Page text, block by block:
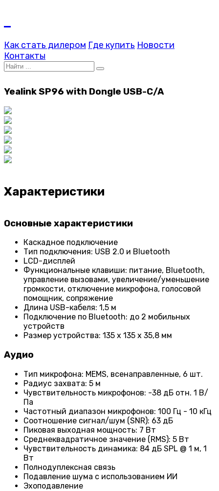
Как стать дилером Где купить Новости
Контакты
Yealink SP96 with Dongle USB-C/A
Характеристики
Основные характеристики
Каскадное подключение
Тип подключения: USB 2.0 и Bluetooth
LCD-дисплей
Функциональные клавиши: питание, Bluetooth,
управление вызовами, увеличение/уменьшение
громкости, отключение микрофона, голосовой
помощник, сопряжение
Длина USB-кабеля: 1,5 м
Подключение по Bluetooth: до 2 мобильных
устройств
Размер устройства: 135 x 135 x 35,8 мм
Аудио
Тип микрофона: MEMS, всенаправленные, 6 шт.
Радиус захвата: 5 м
Чувствительность микрофонов: -38 дБ отн. 1 В/
Па
Частотный диапазон микрофонов: 100 Гц - 10 кГц
Соотношение сигнал/шум (SNR): 63 дБ
Пиковая выходная мощность: 7 Вт
Среднеквадратичное значение (RMS): 5 Вт
Чувствительность динамика: 84 дБ SPL @ 1 м, 1
Вт
Полнодуплексная связь
Подавление шума с использованием ИИ
Эхоподавление